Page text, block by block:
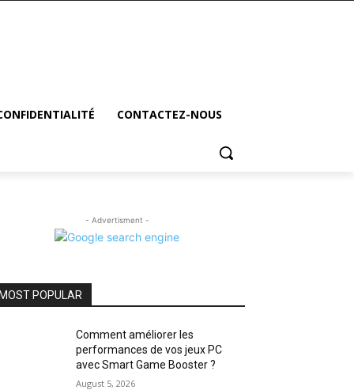
CONTACTEZ-NOUS
- Advertisment -
MOST POPULAR
Comment améliorer les
performances de vos jeux PC
avec Smart Game Booster ?
August 5, 2026